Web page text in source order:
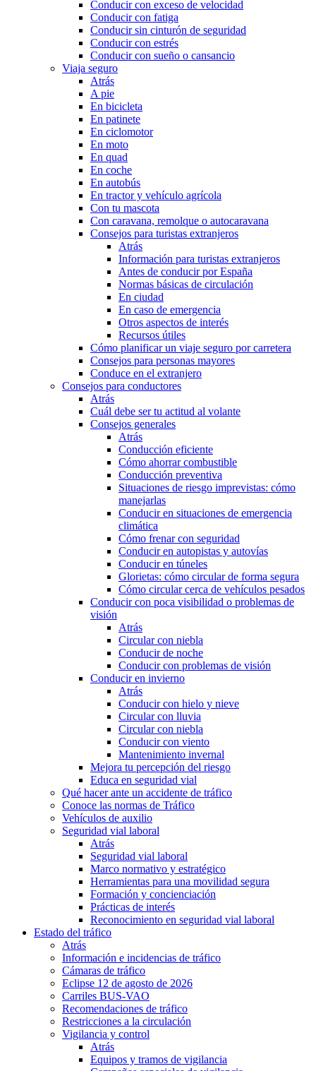
Conducir con exceso de velocidad
Conducir con fatiga
Conducir sin cinturón de seguridad
Conducir con estrés
Conducir con sueño o cansancio
Viaja seguro
Atrás
A pie
En bicicleta
En patinete
En ciclomotor
En moto
En quad
En coche
En autobús
En tractor y vehículo agrícola
Con tu mascota
Con caravana, remolque o autocaravana
Consejos para turistas extranjeros
Atrás
Información para turistas extranjeros
Antes de conducir por España
Normas básicas de circulación
En ciudad
En caso de emergencia
Otros aspectos de interés
Recursos útiles
Cómo planificar un viaje seguro por carretera
Consejos para personas mayores
Conduce en el extranjero
Consejos para conductores
Atrás
Cuál debe ser tu actitud al volante
Consejos generales
Atrás
Conducción eficiente
Cómo ahorrar combustible
Conducción preventiva
Situaciones de riesgo imprevistas: cómo
manejarlas
Conducir en situaciones de emergencia
climática
Cómo frenar con seguridad
Conducir en autopistas y autovías
Conducir en túneles
Glorietas: cómo circular de forma segura
Cómo circular cerca de vehículos pesados
Conducir con poca visibilidad o problemas de
visión
Atrás
Circular con niebla
Conducir de noche
Conducir con problemas de visión
Conducir en invierno
Atrás
Conducir con hielo y nieve
Circular con lluvia
Circular con niebla
Conducir con viento
Mantenimiento invernal
Mejora tu percepción del riesgo
Educa en seguridad vial
Qué hacer ante un accidente de tráfico
Conoce las normas de Tráfico
Vehículos de auxilio
Seguridad vial laboral
Atrás
Seguridad vial laboral
Marco normativo y estratégico
Herramientas para una movilidad segura
Formación y concienciación
Prácticas de interés
Reconocimiento en seguridad vial laboral
Estado del tráfico
Atrás
Información e incidencias de tráfico
Cámaras de tráfico
Eclipse 12 de agosto de 2026
Carriles BUS-VAO
Recomendaciones de tráfico
Restricciones a la circulación
Vigilancia y control
Atrás
Equipos y tramos de vigilancia